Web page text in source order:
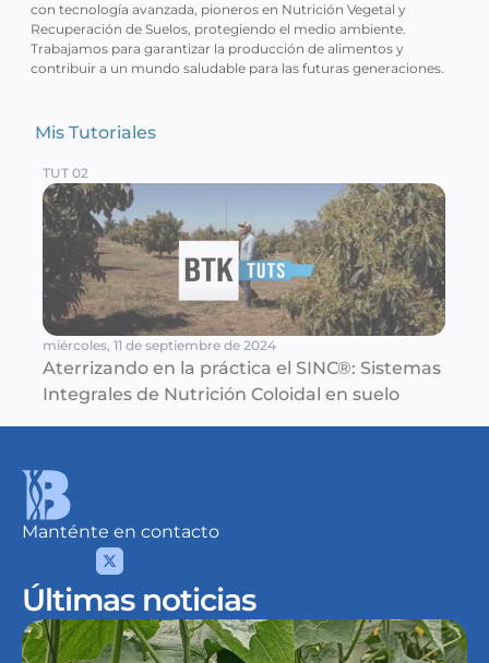
con tecnología avanzada, pioneros en Nutrición Vegetal y
Recuperación de Suelos, protegiendo el medio ambiente.
Trabajamos para garantizar la producción de alimentos y
contribuir a un mundo saludable para las futuras generaciones.
Mis Tutoriales
TUT 02
miércoles, 11 de septiembre de 2024
Aterrizando en la práctica el SINC®: Sistemas
Integrales de Nutrición Coloidal en suelo
Últimas noticias
Manténte en contacto